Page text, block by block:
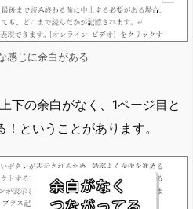
感じに余白がある
下の余白がなく、1ページ目と
ということがあります。